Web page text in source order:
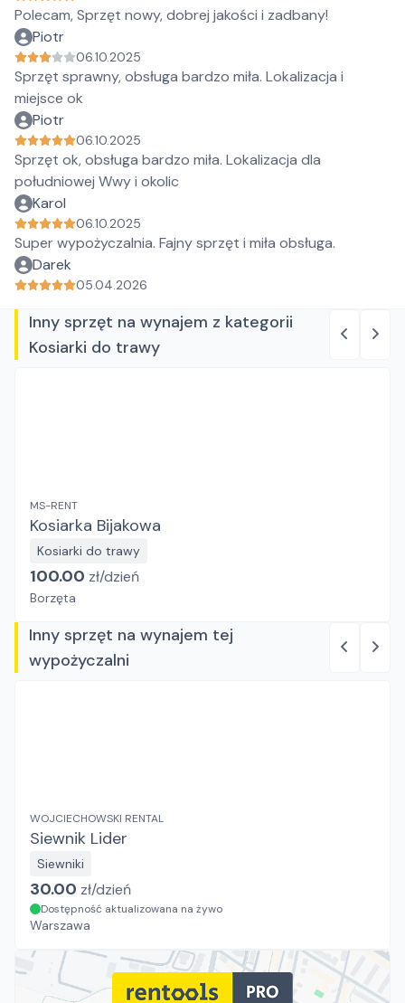
Polecam, Sprzęt nowy, dobrej jakości i zadbany!
Piotr
06.10.2025
Sprzęt sprawny, obsługa bardzo miła. Lokalizacja i
miejsce ok
Piotr
06.10.2025
Sprzęt ok, obsługa bardzo miła. Lokalizacja dla
południowej Wwy i okolic
Karol
06.10.2025
Super wypożyczalnia. Fajny sprzęt i miła obsługa.
Darek
05.04.2026
Inny sprzęt na wynajem z kategorii
Kosiarki do trawy
MS-RENT
Kosiarka Bijakowa
Kosiarki do trawy
100.00 zł/dzień
Borzęta
Inny sprzęt na wynajem tej
wypożyczalni
WOJCIECHOWSKI RENTAL
Siewnik Lider
Siewniki
30.00 zł/dzień
Dostępność aktualizowana na żywo
Warszawa